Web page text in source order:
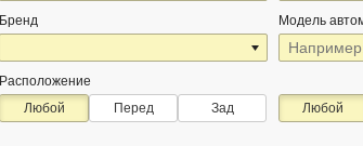
Бренд Модель
Расположение
Любой
Перед Зад Любой